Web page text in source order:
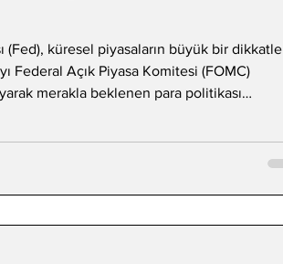
(Fed), küresel piyasaların büyük bir dikkatle
Federal Açık Piyasa Komitesi (FOMC)
merakla beklenen para politikası